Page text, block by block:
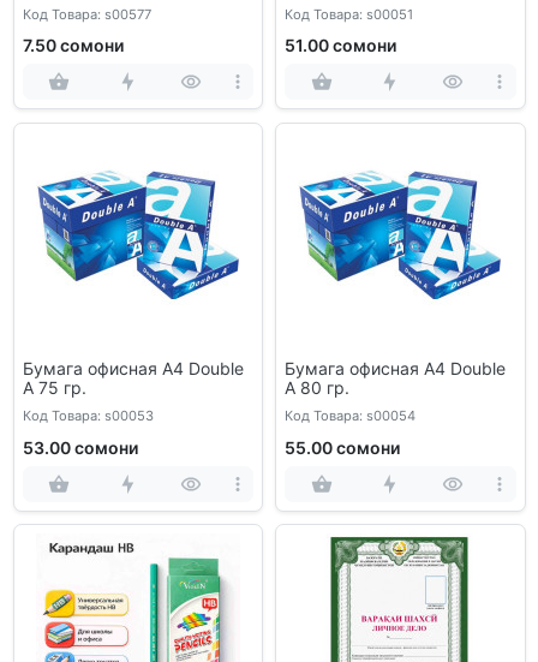
Код Товара: s00577
7.50 сомони
Код Товара: s00051
51.00 сомони
Бумага офисная А4 Double
A 75 гр.
Код Товара: s00053
53.00 сомони
Бумага офисная А4 Double
A 80 гр.
Код Товара: s00054
55.00 сомони